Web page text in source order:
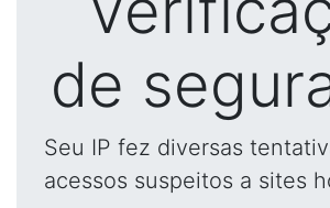
de
Seu IP fez diversas
acessos suspeitos a sites